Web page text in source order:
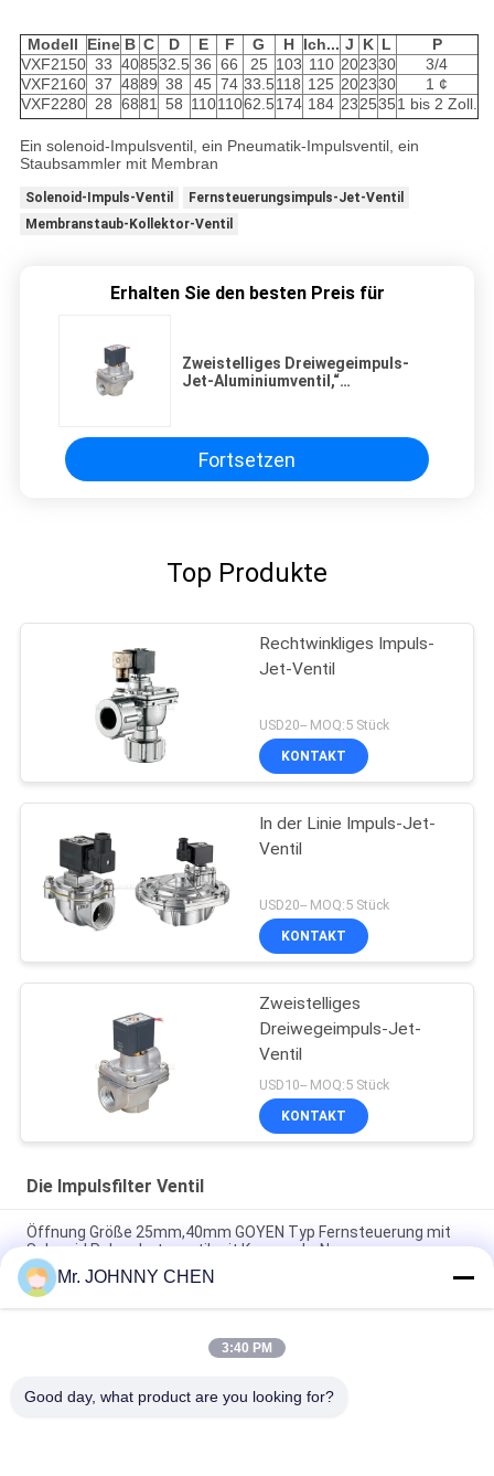
Modell Eine B C D E F G H Ich... J K L
P
VXF2150 33 408532.5 36 66 25 103 110 202330
3/4
VXF2160 37 4889 38 45 74 33.5118 125 202330
1 ¢
VXF2280 28 6881 58 11011062.5174 184 2325351 bis 2 Zoll.
Ein solenoid-Impulsventil, ein Pneumatik-Impulsventil, ein
Staubsammler mit Membran
Solenoid-Impuls-Ventil
Fernsteuerungsimpuls-Jet-Ventil
Membranstaub-Kollektor-Ventil
Erhalten Sie den besten Preis für
Zweistelliges Dreiwegeimpuls-
Jet-Aluminiumventil,“
Fortsetzen
Top Produkte
Rechtwinkliges Impuls-
Jet-Ventil
USD20-- MOQ:5 Stück
KONTAKT
In der Linie Impuls-Jet-
Ventil
USD20-- MOQ:5 Stück
KONTAKT
Zweistelliges
Dreiwegeimpuls-Jet-
Ventil
USD10-- MOQ:5 Stück
KONTAKT
Die Impulsfilter Ventil
Öffnung Größe 25mm,40mm GOYEN Typ Fernsteuerung mit
Solenoid Pulsschutzventil mit Kommode-Nuss
Flansch-Art Fern-Solenoid-Impuls-Jet-Ventil, rechtwinkliges
Pulskontrolle-Steuerventil
Goyen 0,6Mpa Inline-Diaphragma-betriebenes
Mr. JOHNNY CHEN
3:40 PM
Good day, what product are you looking for?